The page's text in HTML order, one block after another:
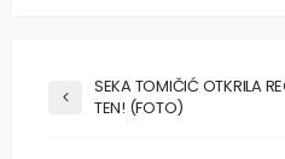
SEKA TOMIČIĆ OTKRILA
TEN! (FOTO)